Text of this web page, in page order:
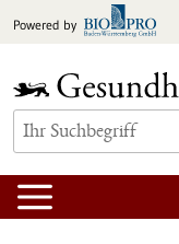
Inhalt
Powered by